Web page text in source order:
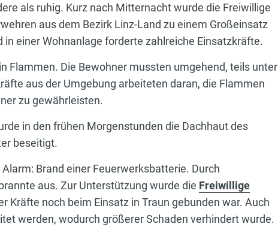
als ruhig. Kurz nach Mitternacht wurde die Freiwillige
aus dem Bezirk Linz-Land zu einem Großeinsatz
einer Wohnanlage forderte zahlreiche Einsatzkräfte.
Flammen. Die Bewohner mussten umgehend, teils unter
aus der Umgebung arbeiteten daran, die Flammen
zu gewährleisten.
in den frühen Morgenstunden die Dachhaut des
beseitigt.
Brand einer Feuerwerksbatterie. Durch
aus. Zur Unterstützung wurde die Freiwillige
Kräfte noch beim Einsatz in Traun gebunden war. Auch
werden, wodurch größerer Schaden verhindert wurde.